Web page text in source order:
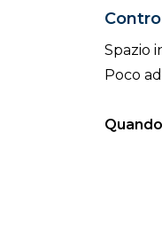
Spazio
Poco